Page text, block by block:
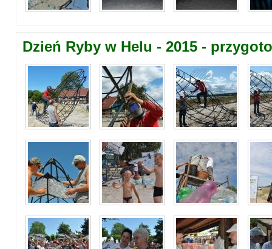
Dzień Ryby w Helu - 2015 -